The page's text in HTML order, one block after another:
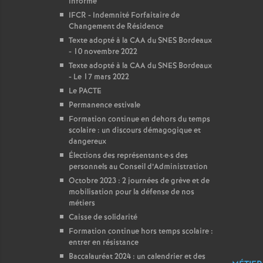
IFCR - Indemnité Forfaitaire de
Changement de Résidence
Texte adopté à la CAA du SNES Bordeaux
- 10 novembre 2022
Texte adopté à la CAA du SNES Bordeaux
- Le 17 mars 2022
Le PACTE
Permanence estivale
Formation continue en dehors du temps
scolaire : un discours démagogique et
dangereux
Élections des représentant·e·s des
personnels au Conseil d’Administration
Octobre 2023 : 2 journées de grève et de
mobilisation pour la défense de nos
métiers
Caisse de solidarité
Formation continue hors temps scolaire :
entrer en résistance
Baccalauréat 2024 : un calendrier et des